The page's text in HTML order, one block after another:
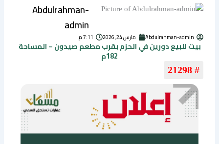
Abdulrahman-
admin
Abdulrahman-admin مارس 24, 2026 7:11 م
بيت للبيع دورين في الحزم بقرب مطعم صيدون – المساحة
182م
# 21298